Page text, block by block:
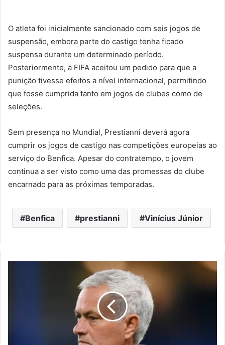
O atleta foi inicialmente sancionado com seis jogos de
suspensão, embora parte do castigo tenha ficado
suspensa durante um determinado período.
Posteriormente, a FIFA aceitou um pedido para que a
punição tivesse efeitos a nível internacional, permitindo
que fosse cumprida tanto em jogos de clubes como de
seleções.
Sem presença no Mundial, Prestianni deverá agora
cumprir os jogos de castigo nas competições europeias ao
serviço do Benfica. Apesar do contratempo, o jovem
continua a ser visto como uma das promessas do clube
encarnado para as próximas temporadas.
Benfica prestianni Vinícius Júnior